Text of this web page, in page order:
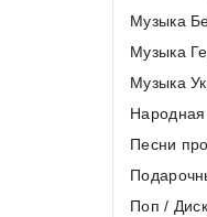
Музыка
Музыка
Музыка
Народная
Песни
Поп /